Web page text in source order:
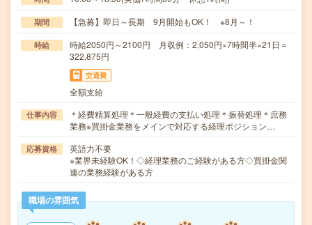
期間 【急募】即日～長期 9月開始もOK！ ※8月～！
時給
時給2050円～2100円 月収例：2,050円×7時間半×21日＝
322,875円
交通費
全額支給
仕事内容
＊経費精算処理＊一般経費の支払い処理＊振替処理＊庶務
業務※買掛金業務をメインで対応する経理ポジション…
応募資格
英語力不要
※業界未経験OK！◇経理業務のご経験がある方◇買掛金関
連の業務経験がある方
職場の雰囲気